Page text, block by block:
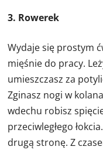
3. Rowerek
Wydaje się prostym
mięśnie do pracy.
umieszczasz za
Zginasz nogi w
wdechu robisz
przeciwległego
drugą stronę. Z